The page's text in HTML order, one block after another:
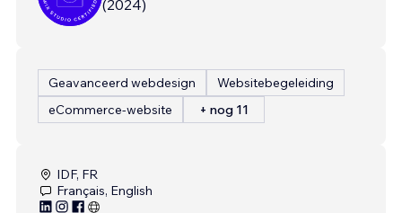
(2024)
Geavanceerd webdesign
Websitebegeleiding
eCommerce-website
+ nog 11
IDF, FR
Français, English